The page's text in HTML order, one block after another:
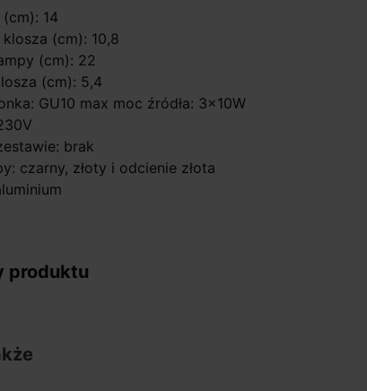
14
(cm): 10,8
(cm): 22
(cm): 5,4
GU10 max moc źródła: 3x10W
brak
czarny, złoty i odcienie złota
produktu